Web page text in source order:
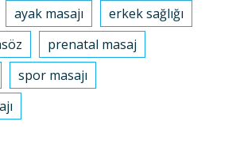
ayak masajı
erkek sağlığı
prenatal masaj
spor masajı